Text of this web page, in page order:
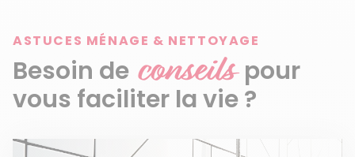
ASTUCES MÉNAGE & NETTOYAGE
Besoin de conseils pour
vous faciliter la vie ?